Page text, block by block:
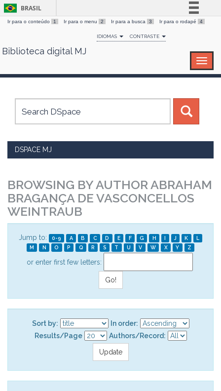
Skip
BRASIL
Simplifique!
Comunica BR
Canais
Ir para o conteúdo 1 Ir para o menu 2 Ir para a busca 3 Ir para o rodapé 4
IDIOMAS CONTRASTE
Biblioteca digital MJ
DSPACE MJ
BROWSING BY AUTHOR ABRAHAM
BRAGANÇA DE VASCONCELLOS
WEINTRAUB
Jump to: 0-9 A B C D E F G H I J K
L
M
N O P Q R S T U V W X Y Z
or enter first few letters:
Sort by:
In order:
Results/Page
Authors/Record: